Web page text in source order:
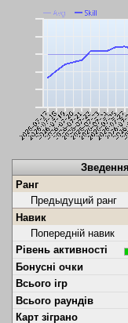
Ранг
Предыдущий ранг
Навик
Попередній навик
Рівень активності
Бонусні очки
Всього ігр
Всього раундів
Карт зіграно